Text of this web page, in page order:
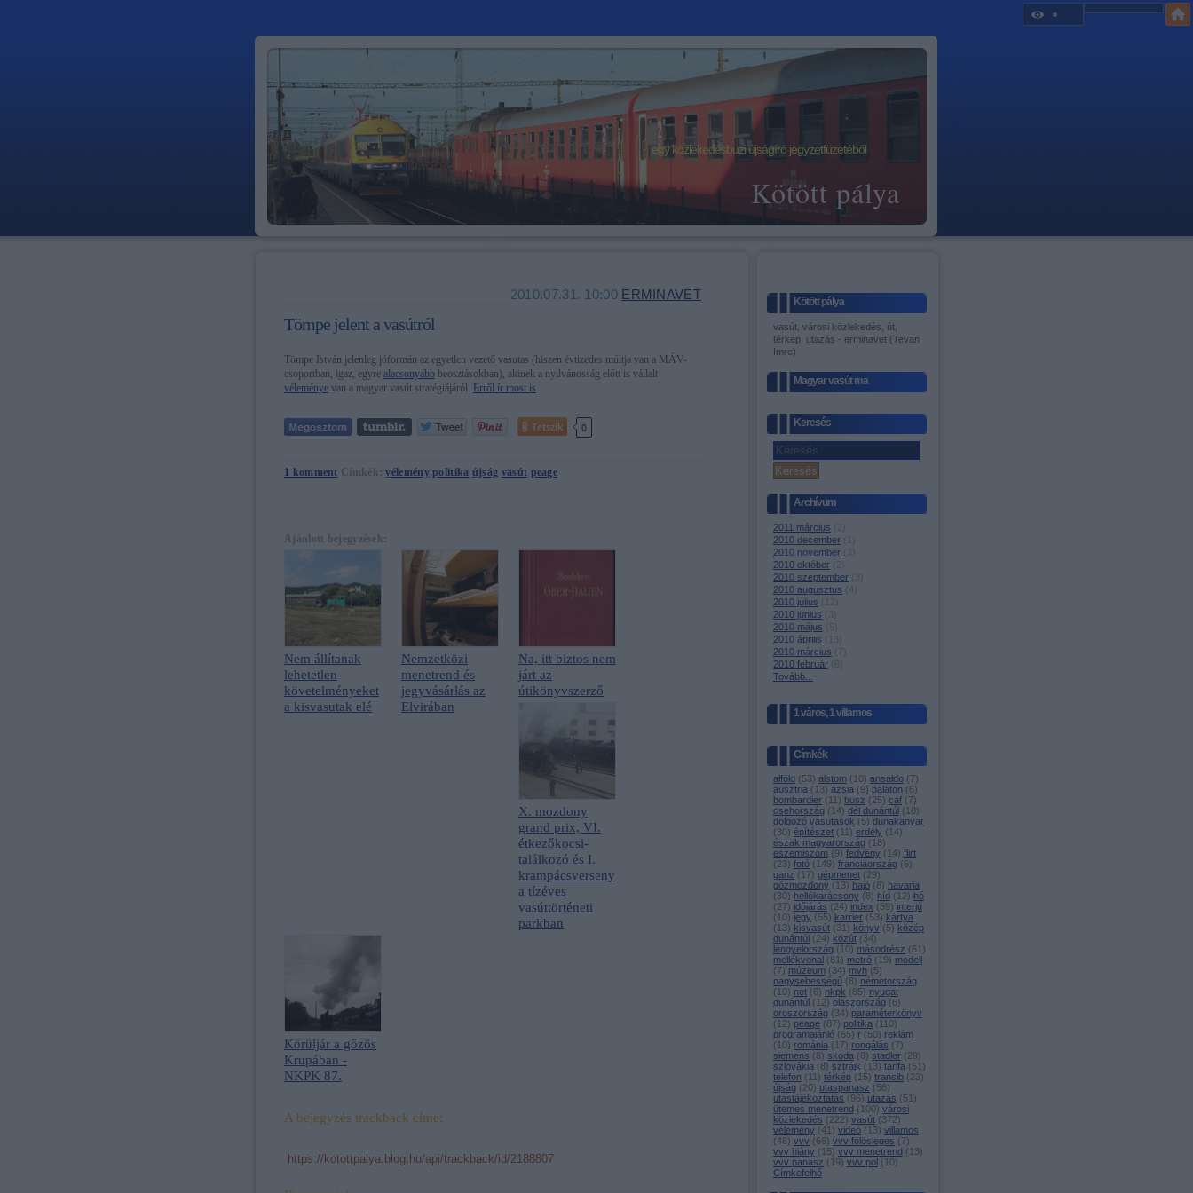
Kötött pálya
egy közlekedésbuzi újságíró jegyzetfüzetéből
Kötött pálya
vasút, városi közlekedés, út,
térkép, utazás - erminavet (Tevan
Imre)
Magyar vasút ma
Keresés
Archívum
2011 március
2010 december
2010 november
2010 október
2010 szeptember
2010 augusztus
2010 július
2010 június
2010 május
2010 április
2010 március
2010 február
Tovább
1 város, 1 villamos
Címkék
alföld (53) alstom (10) ansaldo (7)
ausztria (13) ázsia (9) balaton (6)
bombardier (11 ) busz (25) caf (7)
csehország (14) dél dunántúl (18)
dolgozó vasutasok (5) dunakanyar
(30) építészet (11 ) erdély (14)
észak magyarország (18)
eszemiszom (9) fedvény (14) flirt
(23) fotó (149) franciaország (6)
ganz (17) gépmenet (29)
gőzmozdony (13) hajó (8) havaria
(30) hellókarácsony (8) híd (12) hó
(27) időjárás (24) index (59) interjú
(10) jegy (55) karrier (53) kártya
(13) kisvasút (31 ) könyv (5) közép
dunántúl (24) közút (34)
lengyelország (10) másodrész (61 )
mellékvonal (81 ) metró (19) modell
(7) múzeum (34) mvh (5)
nagysebességű (8) németország
(10) net (6) nkpk (85) nyugat
dunántúl (12) olaszország (6)
oroszország (34) paraméterkönyv
(12) peage (87) politika (110)
programajánló (65) r (50) reklám
(10) románia (17) rongálás (7)
siemens (8) skoda (8) stadler (29)
szlovákia (8) sztrájk (13) tarifa (51 )
telefon (11 ) térkép (15) transib (23)
újság (20) utaspanasz (56)
utastájékoztatás (96) utazás (51 )
ütemes menetrend (100) városi
közlekedés (222) vasút (372)
vélemény (41 ) videó (13) villamos
(48) vvv (66) vvv fölösleges (7)
vvv hiány (15) vvv menetrend (13)
vvv panasz (19) vvv pol (10)
Címkefelhő
2010.07.31. 10:00 ERMINAVET
Tömpe jelent a vasútról
Tömpe István jelenleg jóformán az egyetlen vezető vasutas (hiszen évtizedes múltja van a MÁV-
csoportban, igaz, egyre alacsonyabb beosztásokban), akinek a nyilvánosság előtt is vállalt
véleménye van a magyar vasút stratégiájáról. Erről ír most is.
Tetszik 0
1 komment Címkék:vélemény politika újság vasút peage
Ajánlott bejegyzések:
Nem állítanak
lehetetlen
követelményeket
a kisvasutak elé
Nemzetközi
menetrend és
jegyvásárlás az
Elvirában
Na, itt biztos nem
járt az
útikönyvszerző
X. mozdony
grand prix, VI.
étkezőkocsi-
találkozó és I.
krampácsverseny
a tízéves
vasúttörténeti
parkban
Körüljár a gőzös
Krupában -
NKPK 87.
A bejegyzés trackback címe:
https://kotottpalya.blog.hu/api/trackback/id/2188807